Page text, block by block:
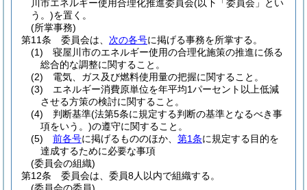
川市エネルギー使用合理化推進委員会(以下「委員会」とい
う。)を置く。
(所掌事務)
第11条
委員会は、 次の各号に掲げる事務を所掌する。
(1)
寝屋川市のエネルギー使用の合理化施策の推進に係る
総合的な調整に関すること。
(2)
電気、ガス及び燃料使用量の把握に関すること。
(3)
エネルギー消費原単位を年平均1パーセント以上低減
させる方策の検討に関すること。
(4)
判断基準(法第5条に規定する判断の基準となるべき事
項をいう。)の遵守に関すること。
(5)
前各号に掲げるもののほか、 第1条に規定する目的を
達成するために必要な事項
(委員会の組織)
第12条
委員会は、委員8人以内で組織する。